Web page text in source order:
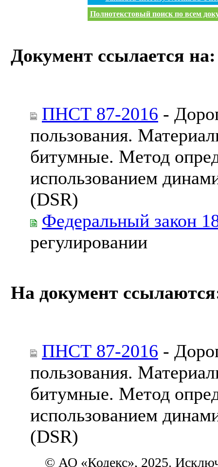
Полнотекстовый поиск по всем
Документ ссылается на:
ПНСТ 87-2016 -
пользования.
битумные. Метод
использованием
(DSR)
Федеральный закон
регулировании
На документ
ПНСТ 87-2016 -
пользования.
битумные. Метод
использованием
(DSR)
© АО «Кодекс», 2025.